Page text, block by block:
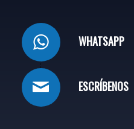
WHATSAPP
ESCRÍBENOS